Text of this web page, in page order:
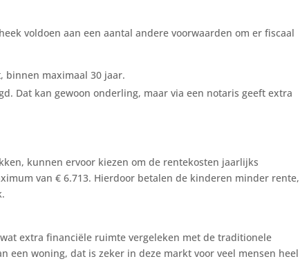
voldoen aan een aantal andere voorwaarden om er fiscaal
binnen maximaal 30 jaar.
Dat kan gewoon onderling, maar via een notaris geeft extra
kunnen ervoor kiezen om de rentekosten jaarlijks
van € 6.713. Hierdoor betalen de kinderen minder rente,
extra financiële ruimte vergeleken met de traditionele
een woning, dat is zeker in deze markt voor veel mensen heel